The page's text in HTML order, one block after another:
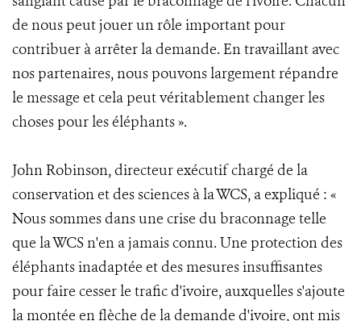
de nous peut jouer un rôle important pour
contribuer à arrêter la demande. En travaillant avec
nos partenaires, nous pouvons largement répandre
le message et cela peut véritablement changer les
choses pour les éléphants ».
John Robinson, directeur exécutif chargé de la
conservation et des sciences à la WCS, a expliqué : «
Nous sommes dans une crise du braconnage telle
que la WCS n'en a jamais connu. Une protection des
éléphants inadaptée et des mesures insuffisantes
pour faire cesser le trafic d'ivoire, auxquelles s'ajoute
la montée en flèche de la demande d'ivoire, ont mis